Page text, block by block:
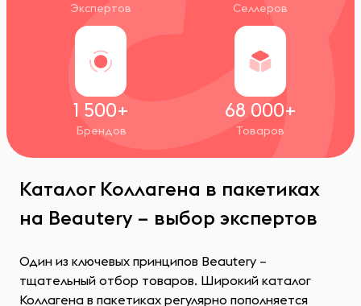
Экспертов Селлеров
1 500+
Брендов
68 000+
Товаров
Каталог Коллагена в пакетиках
на Beautery – выбор экспертов
Один из ключевых принципов Beautery –
тщательный отбор товаров. Широкий каталог
Коллагена в пакетиках регулярно пополняется